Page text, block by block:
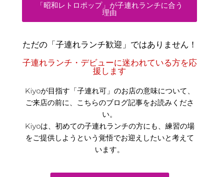
「昭和レトロポップ」が子連れランチに合う
理由
ただの「子連れランチ歓迎」ではありません！
子連れランチ・デビューに迷われている方を応
援します
Kiyoが目指す「子連れ可」のお店の意味について、
ご来店の前に、こちらのブログ記事をお読みくださ
い。
Kiyoは、初めての子連れランチの方にも、練習の場
をご提供しようという覚悟でお迎えしたいと考えて
います。